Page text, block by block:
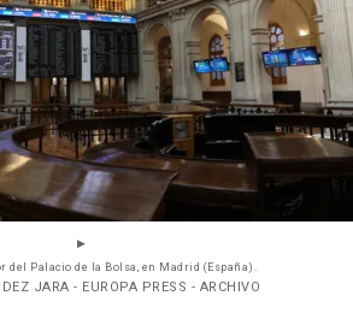
del Palacio de la Bolsa, en Madrid (España).
JARA - EUROPA PRESS - ARCHIVO